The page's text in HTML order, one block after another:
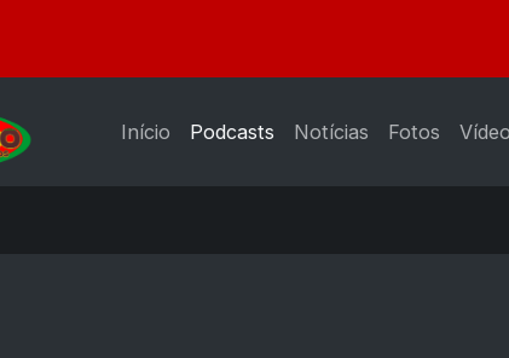
Início Podcasts Notícias Fotos